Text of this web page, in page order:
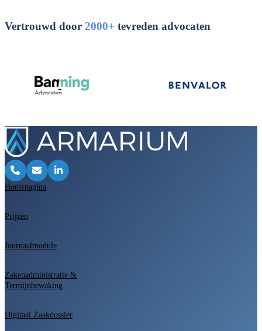
Vertrouwd door 2000+ tevreden advocaten
Homepagina
Prijzen
Journaalmodule
Zakenadministratie &
Termijnbewaking
Digitaal Zaakdossier